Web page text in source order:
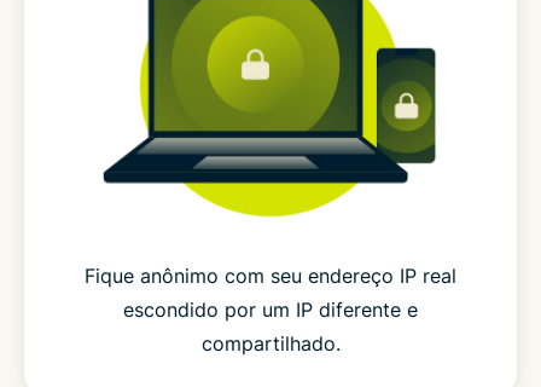
Fique anônimo com seu endereço IP real
escondido por um IP diferente e
compartilhado.